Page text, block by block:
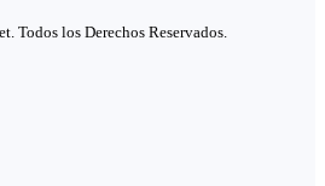
Todos los Derechos Reservados.